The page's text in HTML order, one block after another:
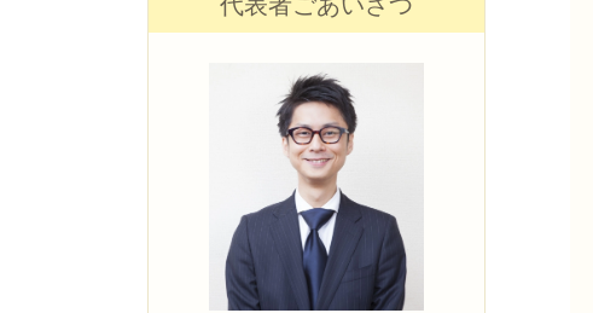
代表者ごあいさつ